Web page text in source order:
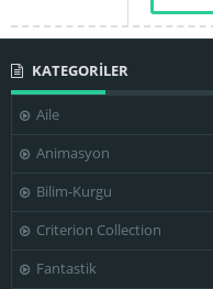
KATEGORİLER
Aile
Animasyon
Bilim-Kurgu
Criterion Collection
Fantastik